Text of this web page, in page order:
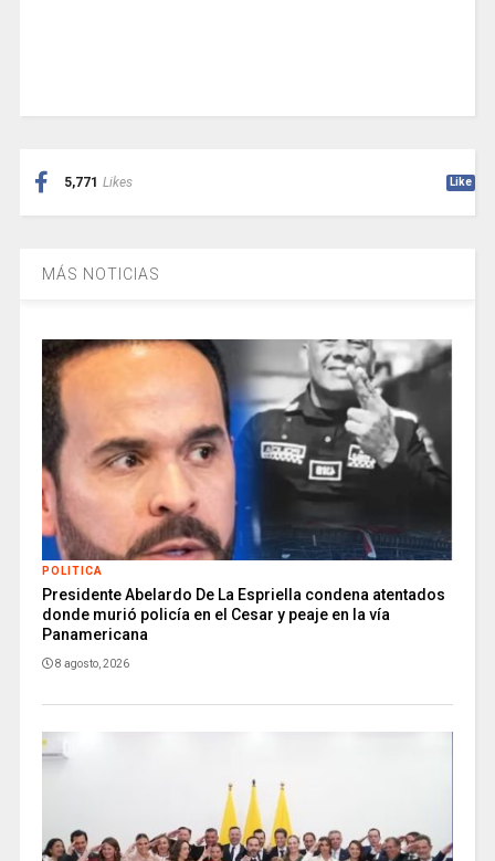
5,771 Likes Like
MÁS NOTICIAS
POLITICA
Presidente Abelardo De La Espriella condena atentados
donde murió policía en el Cesar y peaje en la vía
Panamericana
8 agosto, 2026